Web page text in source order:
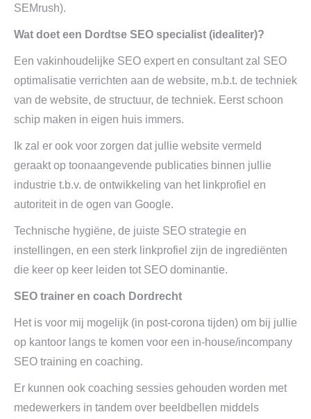
SEMrush).
Wat doet een Dordtse SEO specialist (idealiter)?
Een vakinhoudelijke SEO expert en consultant zal SEO
optimalisatie verrichten aan de website, m.b.t. de techniek
van de website, de structuur, de techniek. Eerst schoon
schip maken in eigen huis immers.
Ik zal er ook voor zorgen dat jullie website vermeld
geraakt op toonaangevende publicaties binnen jullie
industrie t.b.v. de ontwikkeling van het linkprofiel en
autoriteit in de ogen van Google.
Technische hygiëne, de juiste SEO strategie en
instellingen, en een sterk linkprofiel zijn de ingrediënten
die keer op keer leiden tot SEO dominantie.
SEO trainer en coach Dordrecht
Het is voor mij mogelijk (in post-corona tijden) om bij jullie
op kantoor langs te komen voor een in-house/incompany
SEO training en coaching.
Er kunnen ook coaching sessies gehouden worden met
medewerkers in tandem over beeldbellen middels